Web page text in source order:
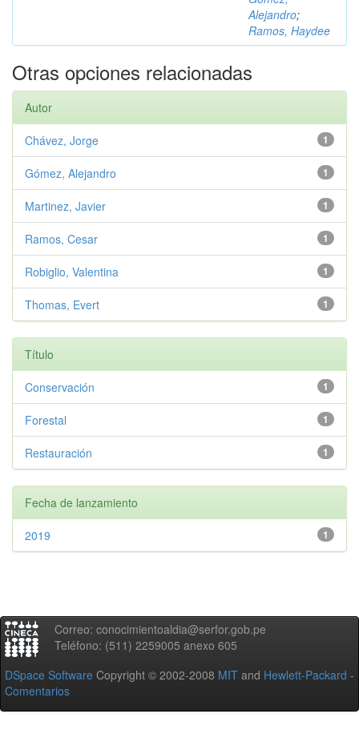
Alejandro;
Ramos, Haydee
Otras opciones relacionadas
Autor
1
Chávez, Jorge
1
Gómez, Alejandro
1
Martinez, Javier
1
Ramos, Cesar
1
Robiglio, Valentina
1
Thomas, Evert
Título
1
Conservación
1
Forestal
1
Restauración
Fecha de lanzamiento
1
2019
Correo: conocimientoaldia@serfor.gob.pe
Teléfono: (511) 2259005 anexo 605
DSpace Software Copyright © 2002-2008 MIT and Hewlett-Packard -
Comentarios